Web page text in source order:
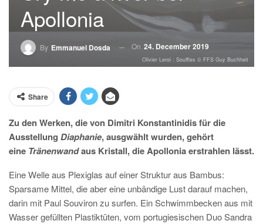
Apollonia
By Emmanuel Dosda On 24. December 2019
Olivier Leroi : Souffles © FFS Guy Buchheit
Share
Zu den Werken, die von Dimitri Konstantinidis für die
Ausstellung Diaphanie, ausgwählt wurden, gehört
eine Tränenwandaus Kristall, die Apollonia erstrahlen lässt.
Eine Welle aus Plexiglas auf einer Struktur aus Bambus:
Sparsame Mittel, die aber eine unbändige Lust darauf machen,
darin mit Paul Souviron zu surfen. Ein Schwimmbecken aus mit
Wasser gefüllten Plastiktüten, vom portugiesischen Duo Sandra